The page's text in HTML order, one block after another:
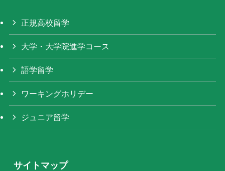
正規高校留学
大学・大学院進学コース
語学留学
ワーキングホリデー
ジュニア留学
サイトマップ